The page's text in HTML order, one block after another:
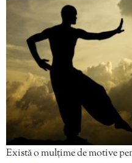
Există o mulțime de motive